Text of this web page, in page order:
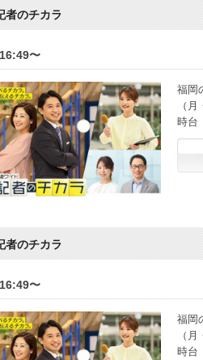
のチカラ
〜
福岡
（
時台
のチカラ
〜
福岡
（
時台